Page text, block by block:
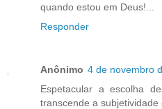
quando estou em Deus!...
Responder
Anônimo 4 de novembro
Espetacular a escolha
transcende a subjetividade